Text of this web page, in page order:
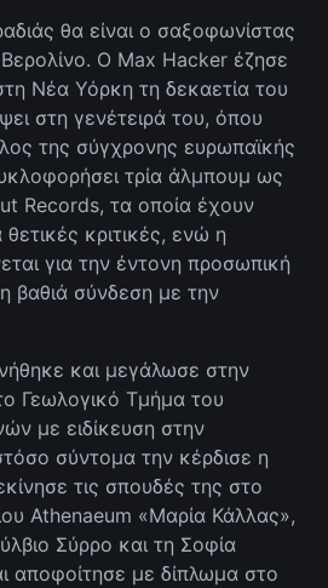
θα είναι ο σαξοφωνίστας
Ο Max Hacker έζησε
Νέα Υόρκη τη δεκαετία του
στη γενέτειρά του, όπου
της σύγχρονης ευρωπαϊκής
τρία άλμπουμ ως
Records, τα οποία έχουν
θετικές κριτικές, ενώ η
για την έντονη προσωπική
βαθιά σύνδεση με την
και μεγάλωσε στην
Γεωλογικό Τμήμα του
με ειδίκευση στην
σύντομα την κέρδισε η
τις σπουδές της στο
Athenaeum «Μαρία Κάλλας»,
Σύρρο και τη Σοφία
αποφοίτησε με δίπλωμα στο